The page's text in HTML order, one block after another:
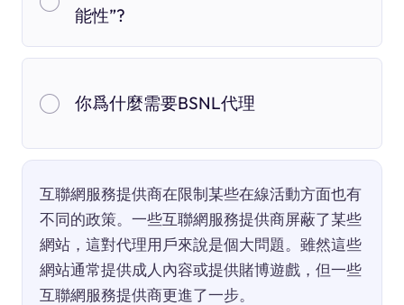
能性”?
你爲什麼需要BSNL代理
互聯網服務提供商在限制某些在線活動方面也有
不同的政策。一些互聯網服務提供商屏蔽了某些
網站，這對代理用戶來說是個大問題。雖然這些
網站通常提供成人內容或提供賭博遊戲，但一些
互聯網服務提供商更進了一步。